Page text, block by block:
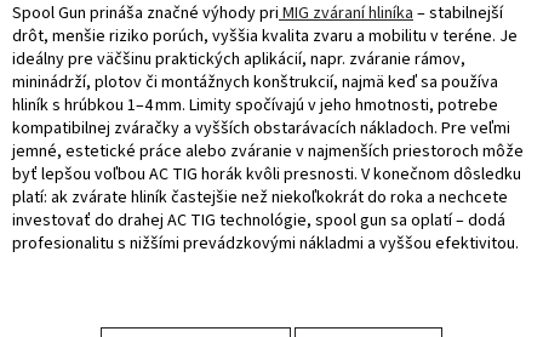
Spool Gun prináša značné výhody priMIG zváraní hliníka– stabilnejší
drôt, menšie riziko porúch, vyššia kvalita zvaru a mobilitu v teréne. Je
ideálny pre väčšinu praktických aplikácií, napr. zváranie rámov,
mininádrží, plotov či montážnych konštrukcií, najmä keď sa používa
hliník s hrúbkou 1–4 mm. Limity spočívajú v jeho hmotnosti, potrebe
kompatibilnej zváračky a vyšších obstarávacích nákladoch. Pre veľmi
jemné, estetické práce alebo zváranie v najmenších priestoroch môže
byť lepšou voľbou AC TIG horák kvôli presnosti. V konečnom dôsledku
platí: ak zvárate hliník častejšie než niekoľkokrát do roka a nechcete
investovať do drahej AC TIG technológie, spool gun sa oplatí – dodá
profesionalitu s nižšími prevádzkovými nákladmi a vyššou efektivitou.